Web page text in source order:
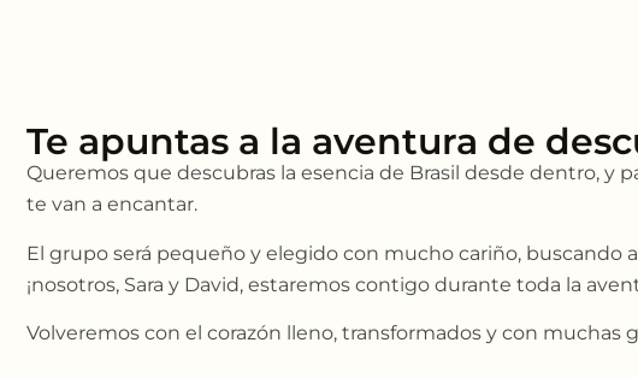
Te apuntas a la aventura de
Queremos que descubras la esencia de Brasil desde dentro, y
te van a encantar.
El grupo será pequeño y elegido con mucho cariño,
¡nosotros, Sara y David, estaremos contigo durante toda la
Volveremos con el corazón lleno, transformados y con muchas